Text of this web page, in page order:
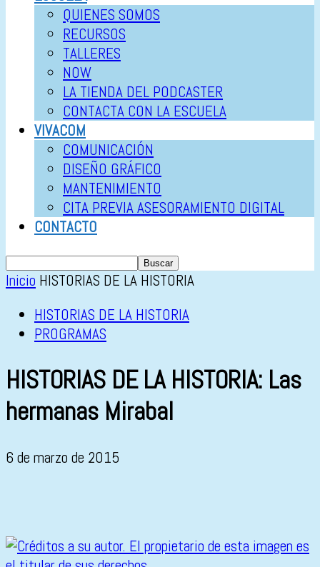
QUIENES SOMOS
RECURSOS
TALLERES
NOW
LA TIENDA DEL PODCASTER
CONTACTA CON LA ESCUELA
VIVACOM
COMUNICACIÓN
DISEÑO GRÁFICO
MANTENIMIENTO
CITA PREVIA ASESORAMIENTO DIGITAL
CONTACTO
Inicio HISTORIAS DE LA HISTORIA
HISTORIAS DE LA HISTORIA
PROGRAMAS
HISTORIAS DE LA HISTORIA: Las
hermanas Mirabal
6 de marzo de 2015